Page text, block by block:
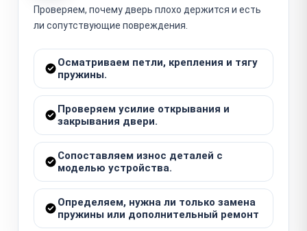
Проверяем, почему дверь плохо держится и есть
ли сопутствующие повреждения.
Осматриваем петли, крепления и тягу
пружины.
Проверяем усилие открывания и
закрывания двери.
Сопоставляем износ деталей с
моделью устройства.
Определяем, нужна ли только замена
пружины или дополнительный ремонт